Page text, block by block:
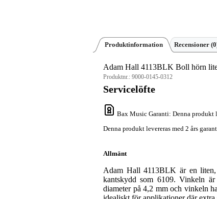
Produktinformation Recensioner
Adam Hall 4113BLK Boll hörn
Produktnr.: 9000-0145-0312
Servicelöfte
Bax Music Garanti: Denna produkt
Denna produkt levereras med 2 års
Allmänt
Adam Hall 4113BLK är en
kantskydd som 6109. Vinkeln
diameter på 4,2 mm och vinkeln